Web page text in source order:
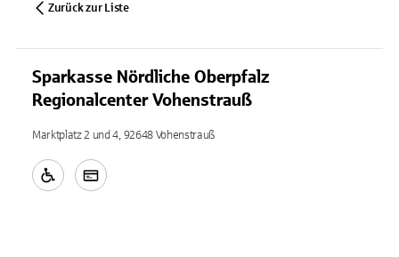
Zurück zur Liste
Sparkasse Nördliche Oberpfalz
Regionalcenter Vohenstrauß
Marktplatz 2 und 4, 92648 Vohenstrauß